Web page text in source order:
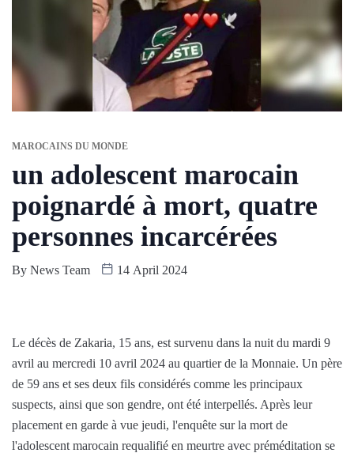
MAROCAINS DU MONDE
un adolescent marocain
poignardé à mort, quatre
personnes incarcérées
By News Team 14 April 2024
Le décès de Zakaria, 15 ans, est survenu dans la nuit du mardi 9
avril au mercredi 10 avril 2024 au quartier de la Monnaie. Un père
de 59 ans et ses deux fils considérés comme les principaux
suspects, ainsi que son gendre, ont été interpellés. Après leur
placement en garde à vue jeudi, l'enquête sur la mort de
l'adolescent marocain requalifié en meurtre avec préméditation se